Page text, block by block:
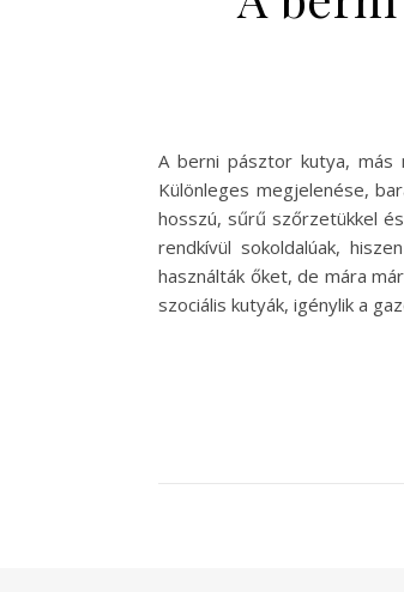
A berni pásztor kutya, más
Különleges megjelenése,
hosszú, sűrű szőrzetükkel
rendkívül sokoldalúak,
használták őket, de mára
szociális kutyák, igénylik a